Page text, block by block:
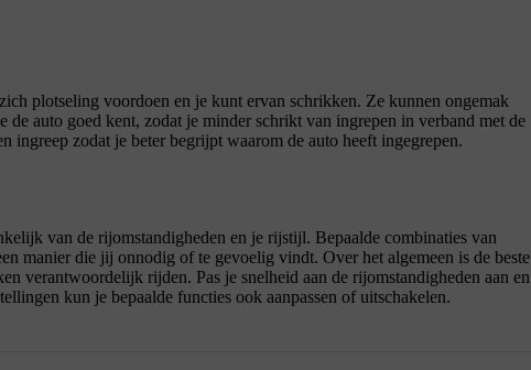
plotseling voordoen en je kunt ervan schrikken. Ze kunnen ongemak
auto goed kent, zodat je minder schrikt van ingrepen in verband met de
ingreep zodat je beter begrijpt waarom de auto heeft ingegrepen.
van de rijomstandigheden en je rijstijl. Bepaalde combinaties van
manier die jij onnodig of te gevoelig vindt. Over het algemeen is de beste
verantwoordelijk rijden. Pas je snelheid aan de rijomstandigheden aan en
kun je bepaalde functies ook aanpassen of uitschakelen.